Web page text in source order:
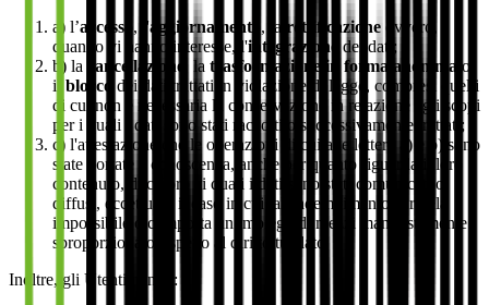
a) l’accesso , l'aggiornamento , la rettificazione ovvero,
quando vi hanno interesse, l'integrazione dei dati;
b) la
cancellazione , la trasformazione in forma anonima o
il blocco dei dati trattati in violazione di legge, compresi quelli
di cui non è necessaria la conservazione in relazione agli scopi
per i quali i dati sono stati raccolti o successivamente trattati;
c) l'attestazione che le operazioni di cui alle lettere a) e b) sono
state portate a conoscenza, anche per quanto riguarda il loro
contenuto, di coloro ai quali i dati sono stati comunicati o
diffusi, eccettuato il caso in cui tale adempimento si rivela
impossibile o comporta un impiego di mezzi manifestamente
sproporzionato rispetto al diritto tutelato.
Inoltre, gli Utenti hanno: